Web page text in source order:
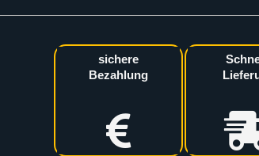
sichere
Bezahlung